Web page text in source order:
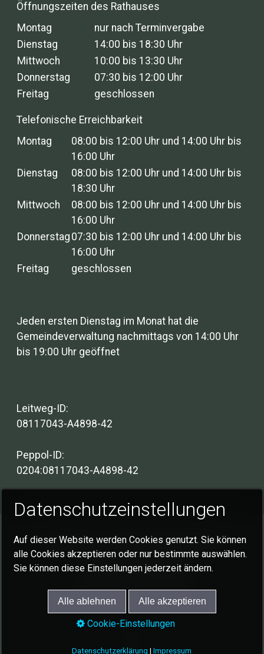
Öffnungszeiten des Rathauses
Montag
nur nach Terminvergabe
Dienstag
14:00 bis 18:30 Uhr
Mittwoch
10:00 bis 13:30 Uhr
Donnerstag
07:30 bis 12:00 Uhr
Freitag
geschlossen
Telefonische Erreichbarkeit
Montag
08:00 bis 12:00 Uhr und 14:00 Uhr bis
16:00 Uhr
Dienstag
08:00 bis 12:00 Uhr und 14:00 Uhr bis
18:30 Uhr
Mittwoch
08:00 bis 12:00 Uhr und 14:00 Uhr bis
16:00 Uhr
Donnerstag 07:30 bis 12:00 Uhr und 14:00 Uhr bis
16:00 Uhr
Freitag
geschlossen
Jeden ersten Dienstag im Monat hat die
Gemeindeverwaltung nachmittags von 14:00 Uhr
bis 19:00 Uhr geöffnet
Leitweg-ID:
08117043-A4898-42
Peppol-ID:
0204:08117043-A4898-42
Impressum
Datenschutzerklärung
Cookie-Einstellungen
© 2026 Gemeinde Schlat
Datenschutzeinstellungen
Auf dieser Website werden Cookies genutzt. Sie können
alle Cookies akzeptieren oder nur bestimmte auswählen.
Sie können diese Einstellungen jederzeit ändern.
Alle ablehnen Alle akzeptieren
Cookie-Einstellungen
Datenschutzerklärung |Impressum